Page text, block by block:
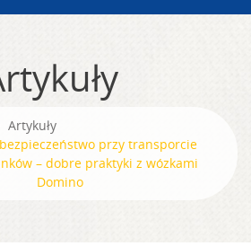
Artykuły
przy transporcie
– dobre praktyki z wózkami
Domino